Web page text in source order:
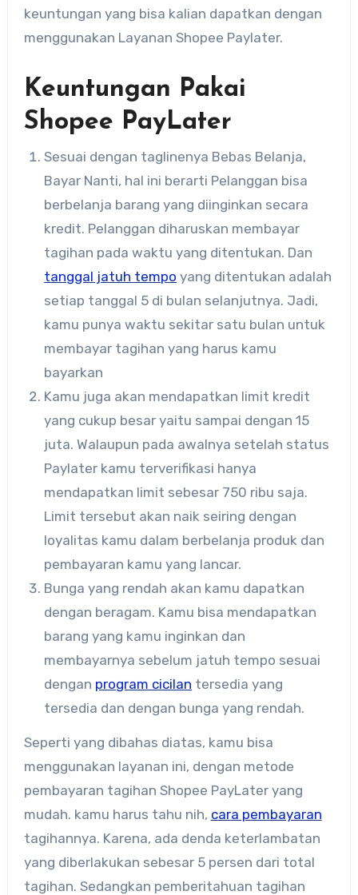
keuntungan yang bisa kalian dapatkan dengan
menggunakan Layanan Shopee Paylater.
Keuntungan Pakai
Shopee PayLater
Sesuai dengan taglinenya Bebas Belanja,
Bayar Nanti, hal ini berarti Pelanggan bisa
berbelanja barang yang diinginkan secara
kredit. Pelanggan diharuskan membayar
tagihan pada waktu yang ditentukan. Dan
tanggal jatuh tempo yang ditentukan adalah
setiap tanggal 5 di bulan selanjutnya. Jadi,
kamu punya waktu sekitar satu bulan untuk
membayar tagihan yang harus kamu
bayarkan
Kamu juga akan mendapatkan limit kredit
yang cukup besar yaitu sampai dengan 15
juta. Walaupun pada awalnya setelah status
Paylater kamu terverifikasi hanya
mendapatkan limit sebesar 750 ribu saja.
Limit tersebut akan naik seiring dengan
loyalitas kamu dalam berbelanja produk dan
pembayaran kamu yang lancar.
Bunga yang rendah akan kamu dapatkan
dengan beragam. Kamu bisa mendapatkan
barang yang kamu inginkan dan
membayarnya sebelum jatuh tempo sesuai
dengan program cicilan tersedia yang
tersedia dan dengan bunga yang rendah.
Seperti yang dibahas diatas, kamu bisa
menggunakan layanan ini, dengan metode
pembayaran tagihan Shopee PayLater yang
mudah. kamu harus tahu nih, cara pembayaran
tagihannya. Karena, ada denda keterlambatan
yang diberlakukan sebesar 5 persen dari total
tagihan. Sedangkan pemberitahuan tagihan